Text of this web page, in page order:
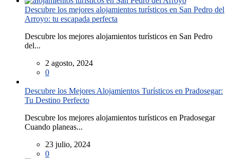
Descubre los mejores alojamientos turísticos en San Pedro del
Arroyo: tu escapada perfecta
Descubre los mejores alojamientos turísticos en San Pedro
del...
2 agosto, 2024
0
Descubre los Mejores Alojamientos Turísticos en Pradosegar:
Tu Destino Perfecto
Descubre los mejores alojamientos turísticos en Pradosegar
Cuando planeas...
23 julio, 2024
0